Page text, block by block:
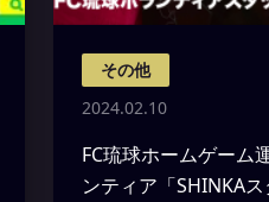
その他
2024.02.10
FC琉球ホームゲーム
ンティア「SHINKAス